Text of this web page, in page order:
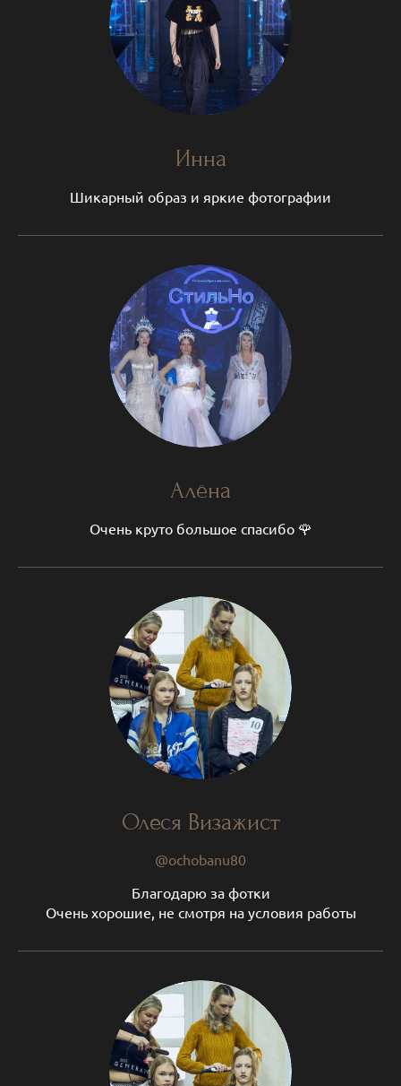
Инна
Шикарный образ и яркие фотографии
Алёна
Очень круто большое спасибо 🌹
Олеся Визажист
@ochobanu80
Благодарю за фотки
Очень хорошие, не смотря на условия работы